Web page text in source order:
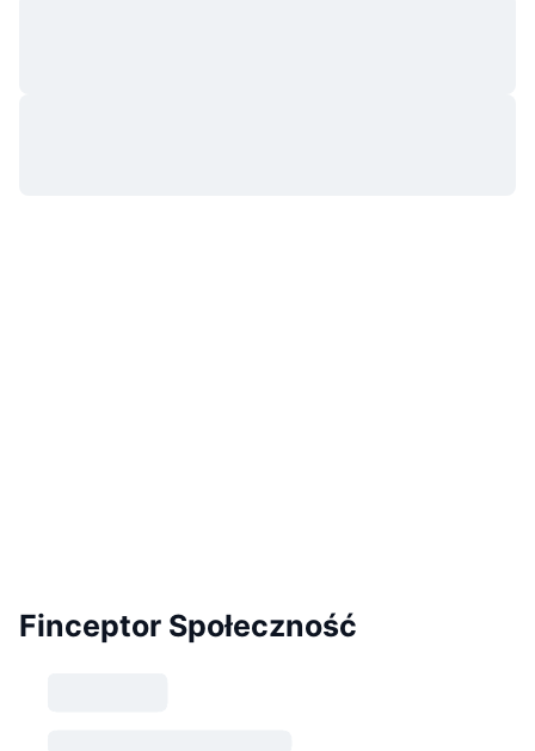
Finceptor Społeczność